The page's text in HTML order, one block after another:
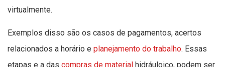
virtualmente.
Exemplos disso são os casos de pagamentos, acertos
relacionados a horário e planejamento do trabalho. Essas
etapas e a das compras de material hidráuloico, podem ser